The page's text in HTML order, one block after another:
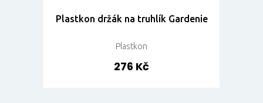
Plastkon držák na truhlík Gardenie
Plastkon
276 Kč